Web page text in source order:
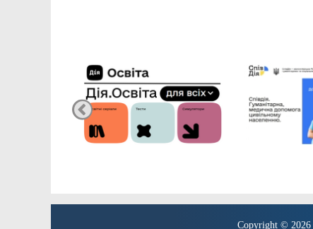
Copyright © 2026